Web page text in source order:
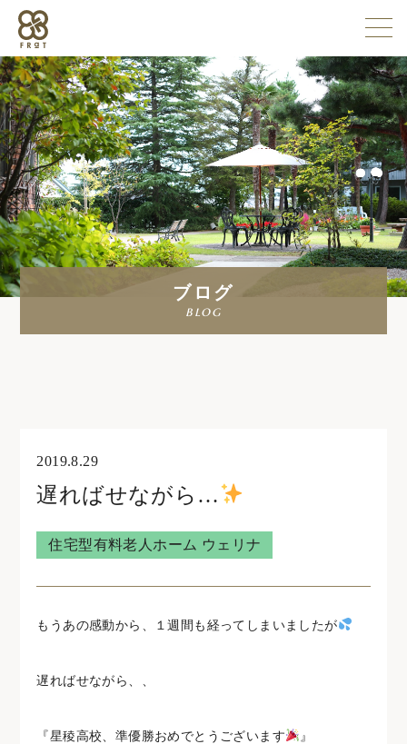
施設情報
企業情報
採用情報
よくある質問
住宅型有料老人ホームウェリナ
0761-47-7215
0761-46-5633
ブログ
blog
2019.8.29
遅ればせながら…
住宅型有料老人ホーム ウェリナ
もうあの感動から、１週間も経ってしまいましたが
遅ればせながら、、
『星稜高校、準優勝おめでとうございます 』